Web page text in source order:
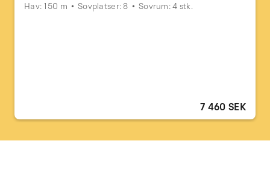
Hav: 150 m
Sovplatser: 8 Sovrum: 4 stk.
7 460 SEK